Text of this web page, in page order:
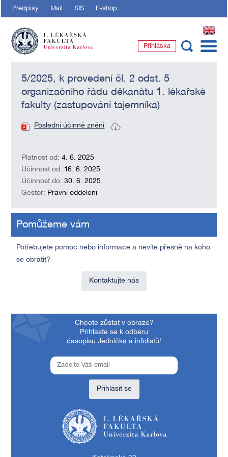
Předpisy Mail SIS E-shop
EN
Přihláška
5/2025, k provedení čl. 2 odst. 5
organizačního řádu děkanátu 1. lékařské
fakulty (zastupování tajemníka)
Poslední účinné znění
Platnost od:4. 6. 2025
Účinnost od: 16. 6. 2025
Účinnost do:30. 6. 2025
Gestor: Právní oddělení
Pomůžeme vám
Potřebujete pomoc nebo informace a nevíte přesně na koho
se obrátit?
Kontaktujte nás
Chcete zůstat v obraze?
Přihlaste se k odběru
časopisu Jednička a infolistů!
Přihlásit se